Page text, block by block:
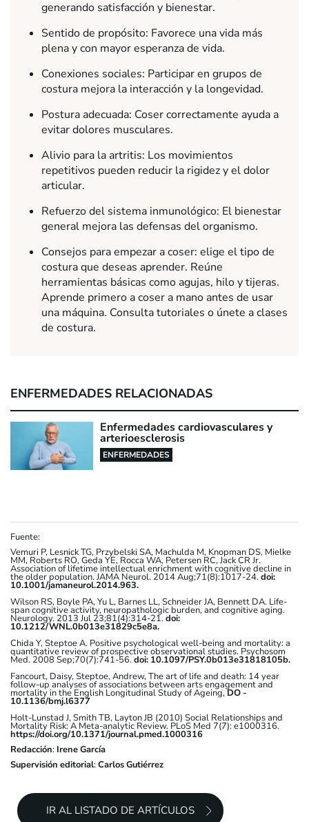
generando satisfacción y bienestar.
Sentido de propósito: Favorece una vida más
plena y con mayor esperanza de vida.
Conexiones sociales: Participar en grupos de
costura mejora la interacción y la longevidad.
Postura adecuada: Coser correctamente ayuda a
evitar dolores musculares.
Alivio para la artritis: Los movimientos
repetitivos pueden reducir la rigidez y el dolor
articular.
Refuerzo del sistema inmunológico: El bienestar
general mejora las defensas del organismo.
Consejos para empezar a coser: elige el tipo de
costura que deseas aprender. Reúne
herramientas básicas como agujas, hilo y tijeras.
Aprende primero a coser a mano antes de usar
una máquina. Consulta tutoriales o únete a clases
de costura.
ENFERMEDADES RELACIONADAS
Enfermedades cardiovasculares y
arterioesclerosis
ENFERMEDADES
Fuente:
Vemuri P, Lesnick TG, Przybelski SA, Machulda M, Knopman DS, Mielke
MM, Roberts RO, Geda YE, Rocca WA, Petersen RC, Jack CR Jr.
Association of lifetime intellectual enrichment with cognitive decline in
the older population. JAMA Neurol. 2014 Aug;71(8):1017-24.doi:
10.1001/jamaneurol.2014.963.
Wilson RS, Boyle PA, Yu L, Barnes LL, Schneider JA, Bennett DA. Life-
span cognitive activity, neuropathologic burden, and cognitive aging.
Neurology. 2013 Jul 23;81(4):314-21.doi:
10.1212/WNL.0b013e31829c5e8a.
Chida Y, Steptoe A. Positive psychological well-being and mortality: a
quantitative review of prospective observational studies. Psychosom
Med. 2008 Sep;70(7):741-56.doi: 10.1097/PSY.0b013e31818105b.
Fancourt, Daisy, Steptoe, Andrew, The art of life and death: 14 year
follow-up analyses of associations between arts engagement and
mortality in the English Longitudinal Study of Ageing,DO -
10.1136/bmj.l6377
Holt-Lunstad J, Smith TB, Layton JB (2010) Social Relationships and
Mortality Risk: A Meta-analytic Review. PLoS Med 7(7): e1000316.
https://doi.org/10.1371/journal.pmed.1000316
Redacción: Irene García
Supervisión editorial:Carlos Gutiérrez
IR AL LISTADO DE ARTÍCULOS